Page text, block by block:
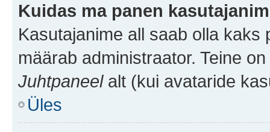
Kuidas ma panen
Kasutajanime all saab olla kaks
määrab administraator. Teine
Juhtpaneelalt (kui avataride
Üles